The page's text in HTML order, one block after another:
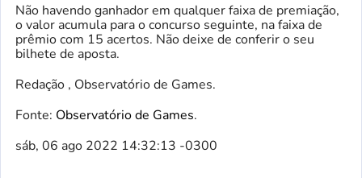
Não havendo ganhador em qualquer faixa de premiação,
o valor acumula para o concurso seguinte, na faixa de
prêmio com 15 acertos. Não deixe de conferir o seu
bilhete de aposta.
Redação , Observatório de Games.
Fonte: Observatório de Games.
sáb, 06 ago 2022 14:32:13 -0300